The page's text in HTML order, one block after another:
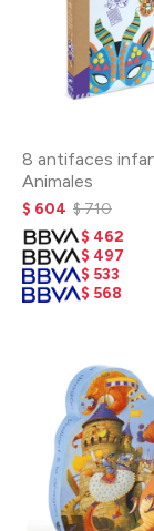
8 antifaces
Animales
$ 604 $710
$ 462
$ 497
$ 533
$ 568